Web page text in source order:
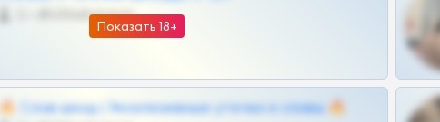
Показать 18+
@VIPARHIVS55BOT
🔥 Слив шкод | Эксклюзивные утечки и сливы 🔥